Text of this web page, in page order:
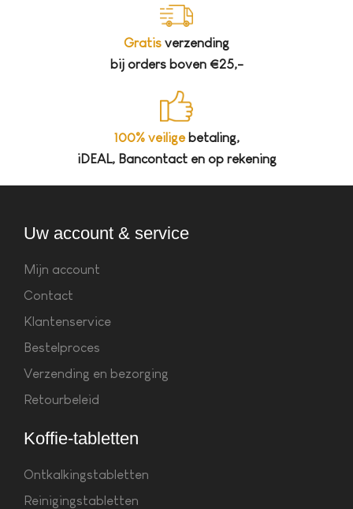
Gratis verzending
bij orders boven €25,-
100% veiligebetaling,
iDEAL, Bancontact en op rekening
Uw account & service
Mijn account
Contact
Klantenservice
Bestelproces
Verzending en bezorging
Retourbeleid
Koffie-tabletten
Ontkalkingstabletten
Reinigingstabletten